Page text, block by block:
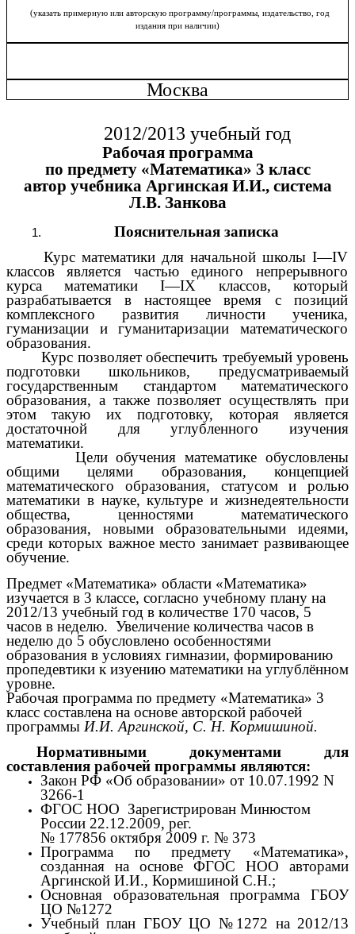
(указать примерную или авторскую программу/программы, издательство, год
издания при наличии)
Москва
2012/2013 учебный год
Рабочая программа
по предмету «Математика» 3 класс
автор учебника Аргинская И.И., система
Л.В. Занкова
Пояснительная записка
Курс математики для начальной школы I—IV
классов является частью единого непрерывного
курса математики I—IX классов, который
разрабатывается в настоящее время с позиций
комплексного развития личности ученика,
гуманизации и гуманитаризации математического
образования.
Курс позволяет обеспечить требуемый уровень
подготовки школьников, предусматриваемый
государственным стандартом математического
образования, а также позволяет осуществлять при
этом такую их подготовку, которая является
достаточной для углубленного изучения
математики.
Цели обучения математике обусловлены
общими целями образования, концепцией
математического образования, статусом и ролью
математики в науке, культуре и жизнедеятельности
общества, ценностями математического
образования, новыми образовательными идеями,
среди которых важное место занимает развивающее
обучение.
Предмет «Математика» области «Математика»
изучается в 3 классе, согласно учебному плану на
2012/13 учебный год в количестве 170 часов, 5
часов в неделю. Увеличение количества часов в
неделю до 5 обусловлено особенностями
образования в условиях гимназии, формированию
пропедевтики к изуению математики на углублённом
уровне.
Рабочая программа по предмету «Математика» 3
класс составлена на основе авторской рабочей
программы И.И. Аргинской, С. Н. Кормишиной.
Нормативными документами для
составления рабочей программы являются:
Закон РФ «Об образовании» от 10.07.1992 N
3266-1
ФГОС НОО Зарегистрирован Минюстом
России 22.12.2009, рег.
№ 177856 октября 2009 г. № 373
Программа по предмету «Математика»,
созданная на основе ФГОС НОО авторами
Аргинской И.И., Кормишиной С.Н.;
Основная образовательная программа ГБОУ
ЦО №1272
Учебный план ГБОУ ЦО №1272 на 2012/13